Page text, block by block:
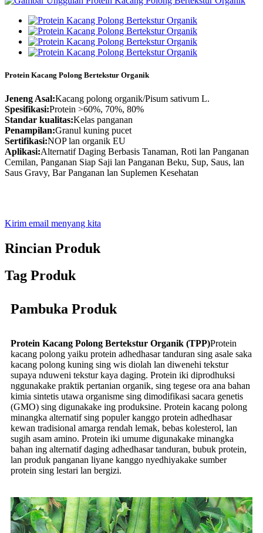
Protein Kacang Polong Bertekstur Organik
Jeneng Asal:Kacang polong organik/Pisum sativum L.
Spesifikasi:Protein >60%, 70%, 80%
Standar kualitas:Kelas panganan
Penampilan:Granul kuning pucet
Sertifikasi:NOP lan organik EU
Aplikasi:Alternatif Daging Berbasis Tanaman, Roti lan Panganan
Cemilan, Panganan Siap Saji lan Panganan Beku, Sup, Saus, lan
Saus Gravy, Bar Panganan lan Suplemen Kesehatan
Kirim email menyang kita
Rincian Produk
Tag Produk
Pambuka Produk
Protein Kacang Polong Bertekstur Organik (TPP)Protein
kacang polong yaiku protein adhedhasar tanduran sing asale saka
kacang polong kuning sing wis diolah lan diwenehi tekstur
supaya nduweni tekstur kaya daging. Protein iki diprodhuksi
nggunakake praktik pertanian organik, sing tegese ora ana bahan
kimia sintetis utawa organisme sing dimodifikasi sacara genetis
(GMO) sing digunakake ing produksine. Protein kacang polong
minangka alternatif sing populer kanggo protein adhedhasar
kewan tradisional amarga rendah lemak, bebas kolesterol, lan
sugih asam amino. Protein iki umume digunakake minangka
bahan ing alternatif daging adhedhasar tanduran, bubuk protein,
lan produk panganan liyane kanggo nyedhiyakake sumber
protein sing lestari lan bergizi.